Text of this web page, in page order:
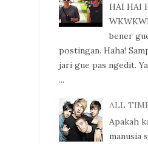
HAI HAI
bener
postingan. Haha!
jari gue pas ngedit.
...
ALL
Apakah
manusia